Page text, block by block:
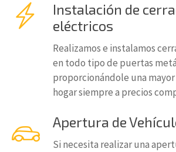
Instalación de
eléctricos
Realizamos e instalamos
en todo tipo de puertas
proporcionándole una
hogar siempre a precios
Apertura de
Si necesita realizar una